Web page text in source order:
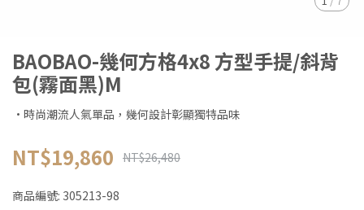
BAOBAO-幾何方格4x8 方型手提/斜背
包(霧面黑)M
·時尚潮流人氣單品，幾何設計彰顯獨特品味
NT$19,860 NT$26,480
商品編號: 305213-98